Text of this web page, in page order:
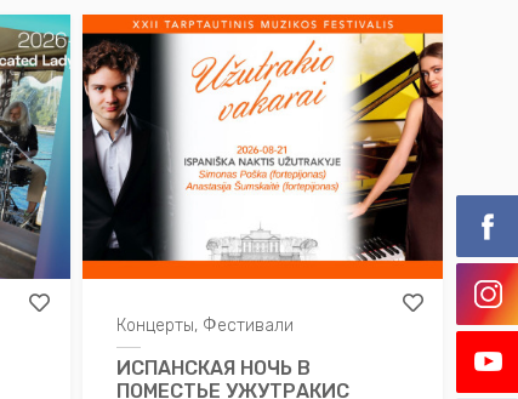
Концерты, Фестивали
ИСПАНСКАЯ НОЧЬ В
ПОМЕСТЬЕ УЖУТРАКИС